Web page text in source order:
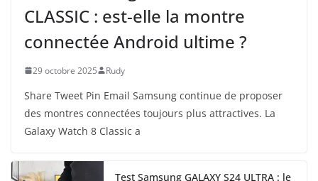
CLASSIC : est-elle la montre
connectée Android ultime ?
29 octobre 2025 Rudy
Share Tweet Pin Email Samsung continue de proposer
des montres connectées toujours plus attractives. La
Galaxy Watch 8 Classic a
Test Samsung GALAXY S24 ULTRA : le